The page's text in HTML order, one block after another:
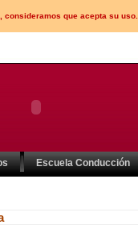
que acepta su
Escuela Conducción